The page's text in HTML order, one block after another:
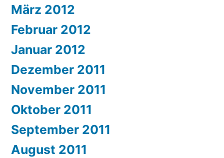
März 2012
Februar 2012
Januar 2012
Dezember 2011
November 2011
Oktober 2011
September 2011
August 2011